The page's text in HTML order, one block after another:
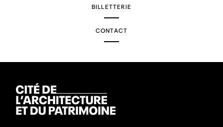
BILLETTERIE
CONTACT